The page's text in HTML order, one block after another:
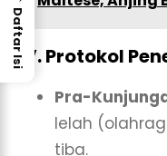
IV. Protokol
Pra-
lelah
tiba.
Daftar Isi